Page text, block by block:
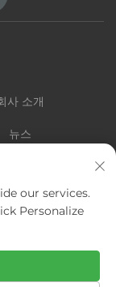
사 소개
뉴스
our services.
Personalize